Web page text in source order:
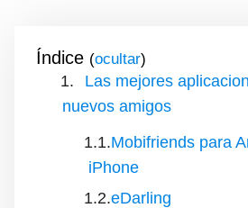
Índice ( )
Las mejores
nuevos amigos
Mobifriends para
iPhone
eDarling